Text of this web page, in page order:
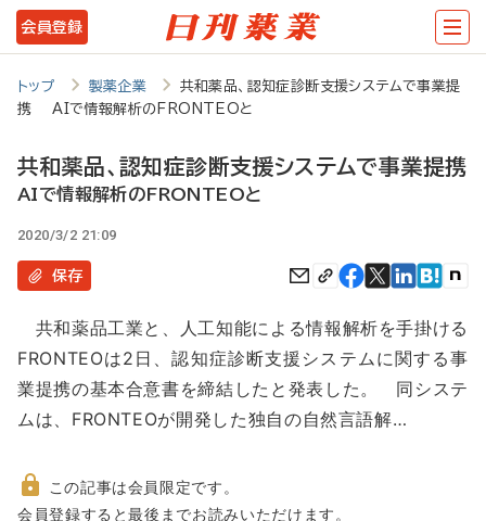
メ
イ
コ
ツ
に
動
会員登録
トップ 製薬企業
共和薬品、認知症診断支援システムで事業提
携 AIで情報解析のFRONTEOと
共和薬品、認知症診断支援システムで事業提携
AIで情報解析のFRONTEOと
2020/3/2 21:09
保存
共和薬品工業と、人工知能による情報解析を手掛ける
FRONTEOは2日、認知症診断支援システムに関する事
業提携の基本合意書を締結したと発表した。 同システ
ムは、FRONTEOが開発した独自の自然言語解…
非
この記事は会員限定です。
会員登録すると最後までお読みいただけます。